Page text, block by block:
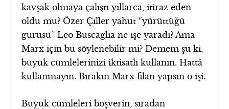
kavşak olmaya çalıştı yıllarca, itiraz eden
oldu mu? Özer Çiller yahut “yürüttüğü
gurusu” Leo Buscaglia ne işe yaradı? Ama
Marx için bu söylenebilir mi? Demem şu ki,
büyük cümlelerinizi iktisatlı kullanın. Hattâ
kullanmayın. Bırakın Marx filan yapsın o işi.
Büyük cümleleri boşverin, sıradan